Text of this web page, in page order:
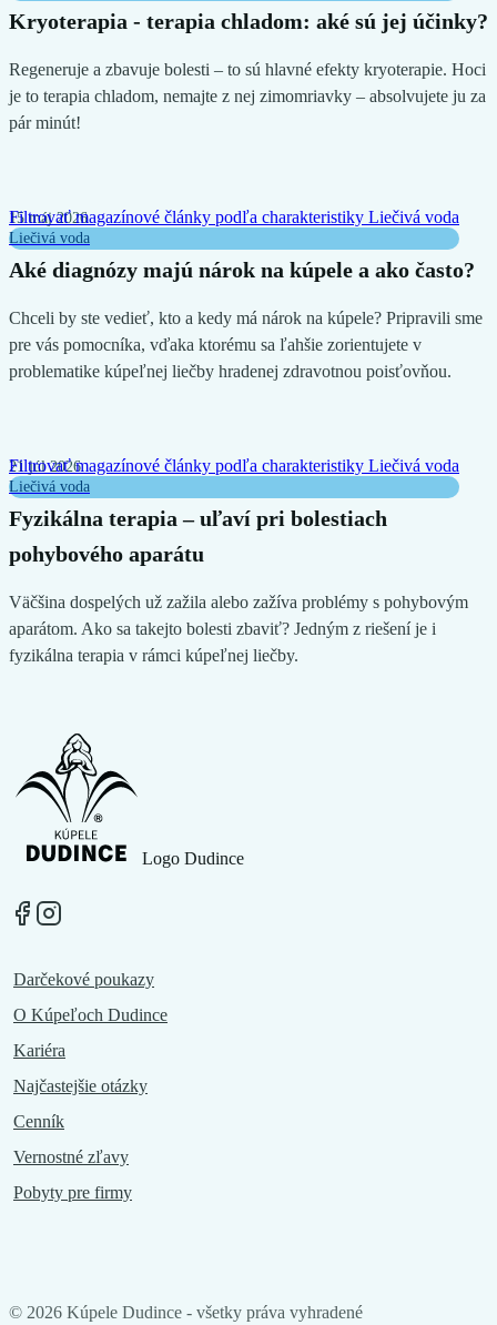
Kryoterapia - terapia chladom: aké sú jej účinky?
Regeneruje a zbavuje bolesti – to sú hlavné efekty kryoterapie. Hoci
je to terapia chladom, nemajte z nej zimomriavky – absolvujete ju za
pár minút!
15 máj 2026
Aké diagnózy majú nárok na kúpele a ako často?
Chceli by ste vedieť, kto a kedy má nárok na kúpele? Pripravili sme
pre vás pomocníka, vďaka ktorému sa ľahšie zorientujete v
problematike kúpeľnej liečby hradenej zdravotnou poisťovňou.
Filtrovať magazínové články podľa charakteristiky Liečivá voda
Liečivá voda
21 júl 2026
Fyzikálna terapia – uľaví pri bolestiach
pohybového aparátu
Väčšina dospelých už zažila alebo zažíva problémy s pohybovým
aparátom. Ako sa takejto bolesti zbaviť? Jedným z riešení je i
fyzikálna terapia v rámci kúpeľnej liečby.
Filtrovať magazínové články podľa charakteristiky Liečivá voda
Liečivá voda
Logo Dudince
Darčekové poukazy
O Kúpeľoch Dudince
Kariéra
Najčastejšie otázky
Cenník
Vernostné zľavy
Pobyty pre firmy
© 2026 Kúpele Dudince - všetky práva vyhradené